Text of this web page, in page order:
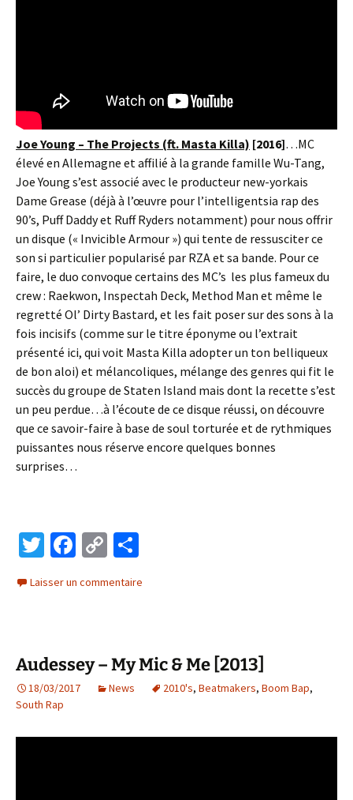
Joe Young – The Projects (ft. Masta Killa) [2016]…MC
élevé en Allemagne et affilié à la grande famille Wu-Tang,
Joe Young s’est associé avec le producteur new-yorkais
Dame Grease (déjà à l’œuvre pour l’intelligentsia rap des
90’s, Puff Daddy et Ruff Ryders notamment) pour nous offrir
un disque (« Invicible Armour ») qui tente de ressusciter ce
son si particulier popularisé par RZA et sa bande. Pour ce
faire, le duo convoque certains des MC’s les plus fameux du
crew : Raekwon, Inspectah Deck, Method Man et même le
regretté Ol’ Dirty Bastard, et les fait poser sur des sons à la
fois incisifs (comme sur le titre éponyme ou l’extrait
présenté ici, qui voit Masta Killa adopter un ton belliqueux
de bon aloi) et mélancoliques, mélange des genres qui fit le
succès du groupe de Staten Island mais dont la recette s’est
un peu perdue…à l’écoute de ce disque réussi, on découvre
que ce savoir-faire à base de soul torturée et de rythmiques
puissantes nous réserve encore quelques bonnes
surprises…
T
tt
Fa
b
k
C
p
n
k
ta
Laisser un commentaire
Audessey – My Mic & Me [2013]
18/03/2017 News 2010's, Beatmakers, Boom Bap,
South Rap